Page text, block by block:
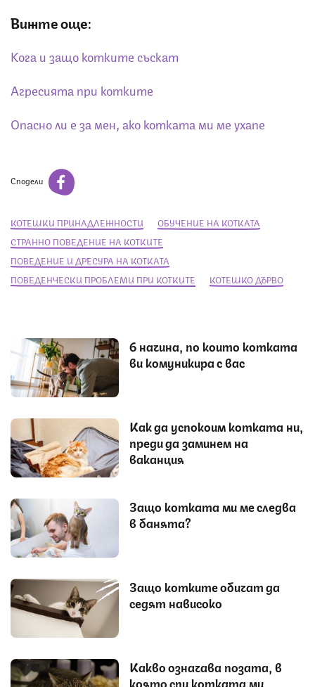
Вижте още:
Кога и защо котките съскат
Агресията при котките
Опасно ли е за мен, ако котката ми ме ухапе
Сподели
КОТЕШКИ ПРИНАДЛЕЖНОСТИ
ОБУЧЕНИЕ НА КОТКАТА
СТРАННО ПОВЕДЕНИЕ НА КОТКИТЕ
ПОВЕДЕНИЕ И ДРЕСУРА НА КОТКАТА
ПОВЕДЕНЧЕСКИ ПРОБЛЕМИ ПРИ КОТКИТЕ
КОТЕШКО ДЪРВО
6 начина, по които котката
ви комуникира с вас
Как да успокоим котката ни,
преди да заминем на
ваканция
Защо котката ми ме следва
в банята?
Защо котките обичат да
седят нависоко
Какво означава позата, в
която спи котката ми